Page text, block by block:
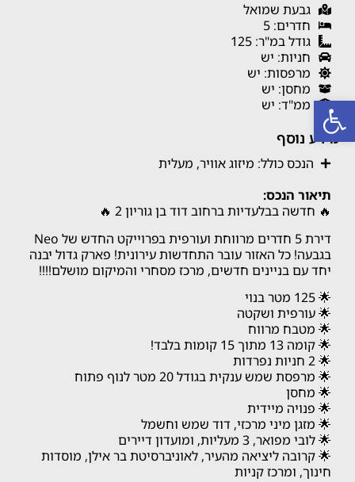
פתח סרגל נגישות
גבעת שמואל
חדרים: 5
גודל במ"ר: 125
חניות: יש
מרפסות: יש
מחסן: יש
ממ"ד: יש
מידע נוסף
הנכס כולל: מיזוג אוויר, מעלית
תיאור הנכס:
🔥 חדשה בבלעדיות ברחוב דוד בן גוריון 2 🔥
דירת 5 חדרים מרווחת ועורפית בפרוייקט החדש של Neo
בגבעה! כל האזור עובר התחדשות עירונית! פארק גדול יבנה
יחד עם בניינים חדשים, מרכז מסחרי והמיקום מושלם!!!!
🌟 125 מטר בנוי
🌟 עורפית ושקטה
🌟 מטבח מרווח
🌟 קומה 13 מתוך 15 קומות בלבד!
🌟 2 חניות נפרדות
🌟 מרפסת שמש ענקית בגודל 20 מטר לנוף פתוח
🌟 מחסן
🌟 פנויה מיידית
🌟 מזגן מיני מרכזי, דוד שמש וחשמל
🌟 לובי מפואר, 3 מעליות, ומועדון דיירים
🌟 קרובה ליציאה מהעיר, לאוניברסיטת בר אילן, מוסדות
חינוך, ומרכז קניות